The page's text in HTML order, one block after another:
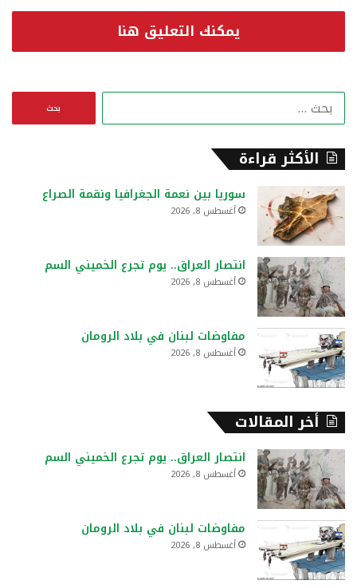
يمكنك التعليق هنا
ن
الأكثر قراءة
سوريا بين نعمة الجغرافيا ونقمة الصراع
أغسطس 8, 2026
انتصار العراق.. يوم تجرع الخميني السم
أغسطس 8, 2026
مفاوضات لبنان في بلاد الرومان
أغسطس 8, 2026
أخر المقالات
انتصار العراق.. يوم تجرع الخميني السم
أغسطس 8, 2026
مفاوضات لبنان في بلاد الرومان
أغسطس 8, 2026